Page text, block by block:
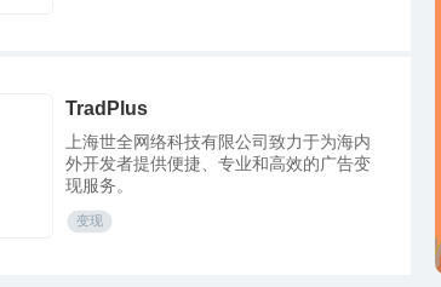
TradPlus
上海世全网络科技有限公司致力于为海内
外开发者提供便捷、专业和高效的广告变
现服务。
变现